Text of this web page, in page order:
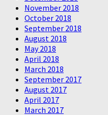
November 2018
October 2018
September 2018
August 2018
May 2018
April 2018
March 2018
September 2017
August 2017
April 2017
March 2017